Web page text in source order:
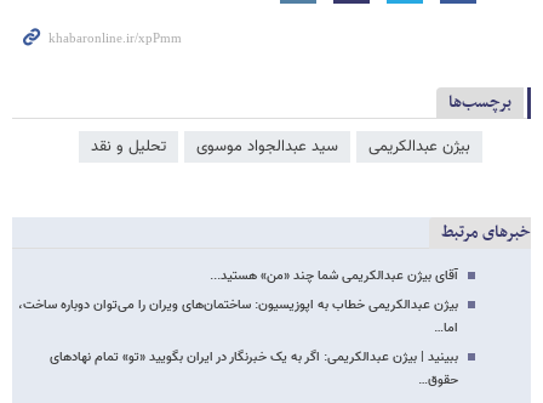
برچسب‌ها
بیژن عبدالکریمی سید عبدالجواد موسوی تحلیل و نقد
خبرهای مرتبط
آقای بیژن عبدالکریمی شما چند «من» هستید...
بیژن عبدالکریمی خطاب به اپوزیسیون: ساختمان‌های ویران را می‌توان دوباره ساخت،
اما…
ببینید | بیژن عبدالکریمی: اگر به یک خبرنگار در ایران بگویید «تو» تمام نهادهای
حقوق…